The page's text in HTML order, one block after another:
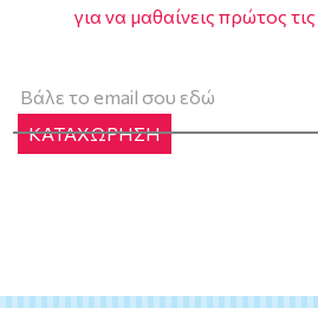
για να μαθαίνεις πρώτος
ΚΑΤΑΧΩΡΗΣΗ